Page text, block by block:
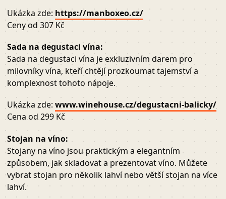
Ukázka zde: https://manboxeo.cz/
Ceny od 307 Kč
Sada na degustaci vína:
Sada na degustaci vína je exkluzivním darem pro
milovníky vína, kteří chtějí prozkoumat tajemství a
komplexnost tohoto nápoje.
Ukázka zde: www.winehouse.cz/degustacni-balicky/
Cena od 299 Kč
Stojan na víno:
Stojany na víno jsou praktickým a elegantním
způsobem, jak skladovat a prezentovat víno. Můžete
vybrat stojan pro několik lahví nebo větší stojan na více
lahví.